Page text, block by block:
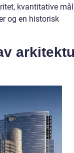
kvantitative
og en historisk